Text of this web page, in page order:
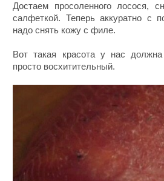
Достаем просоленного лосося,
салфеткой. Теперь аккуратно с
надо снять кожу с филе.
Вот такая красота у нас
просто восхитительный.